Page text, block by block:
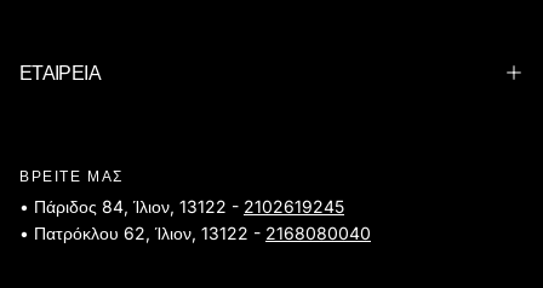
ΕΤΑΙΡΕΙΑ
ΒΡΕΙΤΕ ΜΑΣ
• Πάριδος 84, Ίλιον, 13122 - 2102619245
• Πατρόκλου 62, Ίλιον, 13122 - 2168080040